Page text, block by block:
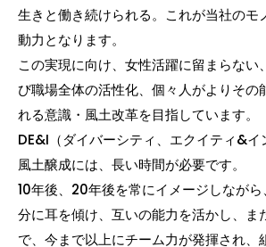
生きと働き続けられる。これが当社のモ
動力となります。
この実現に向け、女性活躍に留まらない
び職場全体の活性化、個々人がよりその
れる意識・風土改革を目指しています。
DE&I（ダイバーシティ、エクイティ&
風土醸成には、長い時間が必要です。
10年後、20年後を常にイメージしなが
分に耳を傾け、互いの能力を活かし、ま
で、今まで以上にチーム力が発揮され、